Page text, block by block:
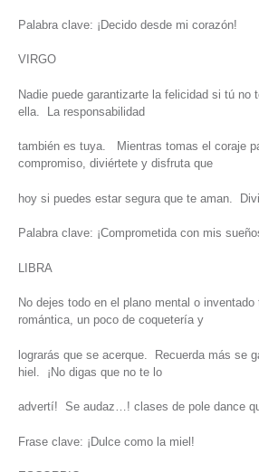
Palabra clave: ¡Decido desde mi corazón!
VIRGO
Nadie puede garantizarte la felicidad si tú no
ella. La responsabilidad
también es tuya. Mientras tomas el coraje
compromiso, diviértete y disfruta que
hoy si puedes estar segura que te aman.
Palabra clave: ¡Comprometida con mis
LIBRA
No dejes todo en el plano mental o inventado
romántica, un poco de coquetería y
lograrás que se acerque. Recuerda más se
hiel. ¡No digas que no te lo
advertí! Se audaz…! clases de pole dance
Frase clave: ¡Dulce como la miel!